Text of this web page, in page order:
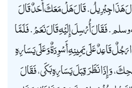
هَذَا جِبْرِيلُ. قَالَ هَلْ مَعَكَ أَحَدٌ قَالَ
وسلم. فَقَالَ أُرْسِلَ إِلَيْهِ قَالَ نَعَمْ. فَلَمَّا
رَجُلٌ قَاعِدٌ عَلَى يَمِينِهِ أَسْوِدَةٌ وَعَلَى يَسَارِهِ
وَإِذَا نَظَرَ قِبَلَ يَسَارِهِ بَكَى، فَقَالَ